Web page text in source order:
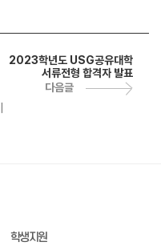
2023학년도 USG공유대학
서류전형 합격자 발표
다음글
학생지원